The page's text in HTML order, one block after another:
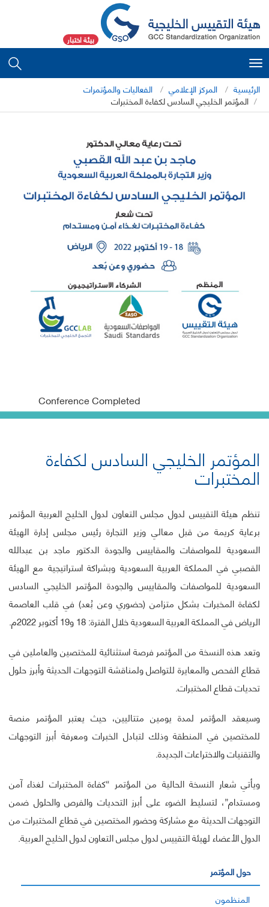
بيئة اختبار
Toggle
navigation
الرئيسية المركز الإعلامي
الفعاليات والمؤتمرات
المؤتمر الخليجي السادس لكفاءة المختبرات
Conference Completed
المؤتمر الخليجي السادس لكفاءة
المختبرات
تنظم هيئة التقييس لدول مجلس التعاون لدول الخليج العربية المؤتمر
برعاية كريمة من قبل معالي وزير التجارة رئيس مجلس إدارة الهيئة
السعودية للمواصفات والمقاييس والجودة الدكتور ماجد بن عبدالله
القصبي في المملكة العربية السعودية وبشراكة استراتيجية مع الهيئة
السعودية للمواصفات والمقاييس والجودة المؤتمر الخليجي السادس
لكفاءة المخبرات بشكل متزامن (حضوري وعن بُعد) في قلب العاصمة
الرياض في المملكة العربية السعودية خلال الفترة: 18 و19 أكتوبر 2022م.
وتعد هذه النسخة من المؤتمر فرصة استثنائية للمختصين والعاملين في
قطاع الفحص والمعايرة للتواصل ولمناقشة التوجهات الحديثة وأبرز حلول
تحديات قطاع المختبرات.
وسيعقد المؤتمر لمدة يومين متتاليين، حيث يعتبر المؤتمر منصة
للمختصين في المنطقة وذلك لتبادل الخبرات ومعرفة أبرز التوجهات
والتقنيات والاختراعات الجديدة.
ويأتي شعار النسخة الحالية من المؤتمر “كفاءة المختبرات لغذاء آمن
ومستدام”، لتسليط الضوء على أبرز التحديات والفرص والحلول ضمن
التوجهات الحديثة مع مشاركة وحضور المختصين في قطاع المختبرات من
الدول الأعضاء لهيئة التقييس لدول مجلس التعاون لدول الخليج العربية.
حول المؤتمر
المنظمون